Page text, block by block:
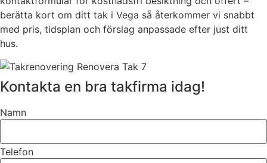
berätta kort om ditt tak i Vega så återkommer vi snabbt
med pris, tidsplan och förslag anpassade efter just ditt
hus.
Kontakta en bra takfirma idag!
Namn
Telefon